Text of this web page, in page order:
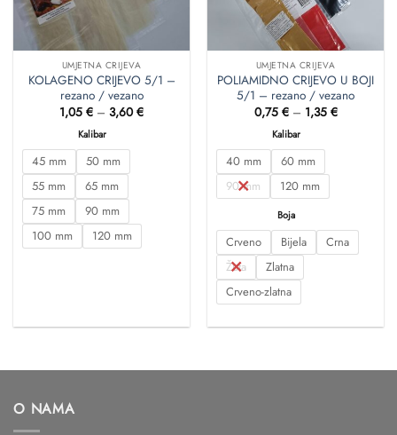
UMJETNA CRIJEVA
KOLAGENO CRIJEVO 5/1 –
rezano / vezano
1,05 € – 3,60€Raspon
cijena:
Kalibar
45 mm
50 mm
55 mm
65 mm
75 mm
90 mm
100 mm
120 mm
UMJETNA CRIJEVA
POLIAMIDNO CRIJEVO U BOJI
5/1 – rezano / vezano
0,75 € – 1,35 €Raspon
cijena:
Kalibar
40 mm
60 mm
90 mm
120 mm
Boja
Crveno Bijela
Crna
Žuta
Zlatna
Crveno-zlatna
O NAMA